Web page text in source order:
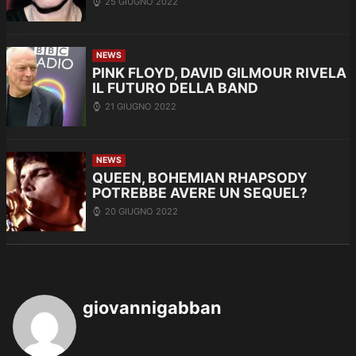
NEWS
PINK FLOYD, DAVID GILMOUR RIVELA
IL FUTURO DELLA BAND
21 GIUGNO 2022
NEWS
QUEEN, BOHEMIAN RHAPSODY
POTREBBE AVERE UN SEQUEL?
20 GIUGNO 2022
giovannigabban